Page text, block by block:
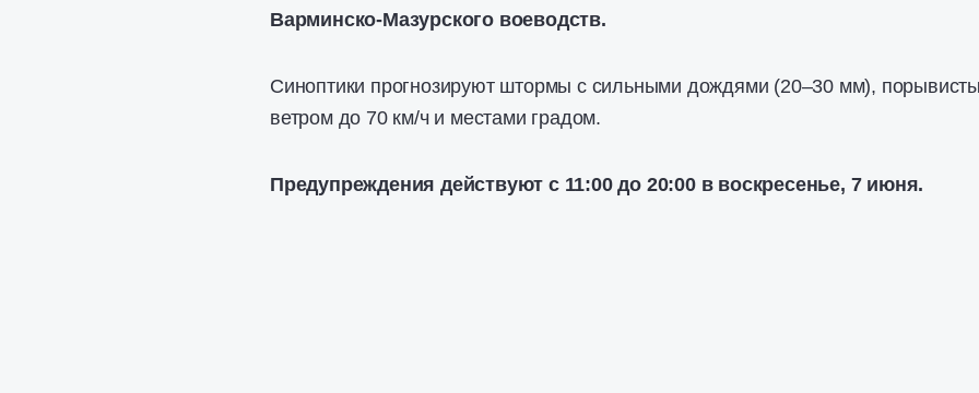
Варминско-Мазурского воеводств.
Синоптики прогнозируют штормы с сильными дождями (20–30 мм),
ветром до 70 км/ч и местами градом.
Предупреждения действуют с 11:00 до 20:00 в воскресенье, 7 июня.